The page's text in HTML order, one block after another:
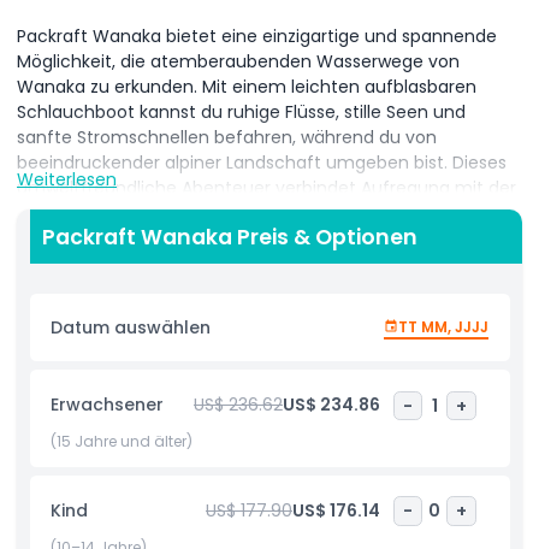
Packraft Wanaka bietet eine einzigartige und spannende
Möglichkeit, die atemberaubenden Wasserwege von
Wanaka zu erkunden. Mit einem leichten aufblasbaren
Schlauchboot kannst du ruhige Flüsse, stille Seen und
sanfte Stromschnellen befahren, während du von
beeindruckender alpiner Landschaft umgeben bist. Dieses
umweltfreundliche Abenteuer verbindet Aufregung mit der
Ruhe der Natur und gibt dir die Chance, die Schönheit von
Wanaka aus nächster Nähe zu erleben. Vorkenntnisse sind
nicht erforderlich, da erfahrene Guides die gesamte
eine sichere und angenehme Reise zu gewährleisten. Du
wirst durch kristallklares Wasser paddeln und die
die Wanaka zu einem Naturparadies machen. Ob du
Abenteuer suchst oder eine friedliche Verbindung zur Natur,
Packrafting ist eine fantastische Möglichkeit, die
Diese Aktivität ist perfekt für Familien, Freunde oder
Alleinreisende, die ihrem Wanaka-Erlebnis eine Portion
Abenteuer hinzufügen möchten. Packraft Wanaka bietet
Weiterlesen
Packraft Wanaka Preis & Optionen
Datum auswählen TT MM, JJJJ
Erwachsener US$ 236.62US$ 234.86 - 1 +
(15 Jahre und älter)
Kind US$ 177.90US$ 176.14 - 0 +